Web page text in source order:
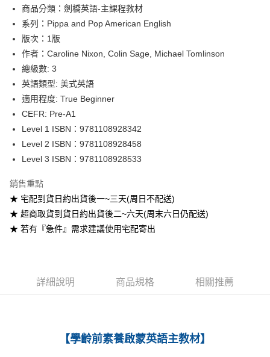
Google Pay
ATM付款
運送方式
每筆NT$60
付款後全家取貨
每筆NT$60
7-11取貨付款
付款後7-11取貨
每筆NT$60
宅配-台灣本島
每筆NT$160
商品分類：劍橋英語-主課程教材
系列：Pippa and Pop American English
版次：1版
作者：Caroline Nixon, Colin Sage, Michael Tomlinson
總級數: 3
英語類型: 美式英語
適用程度: True Beginner
CEFR: Pre-A1
Level 1 ISBN：9781108928342
Level 2 ISBN：9781108928458
Level 3 ISBN：9781108928533
銷售重點
★ 宅配到貨日約出貨後一~三天(周日不配送)
★ 超商取貨到貨日約出貨後二~六天(周末六日仍配送)
★ 若有『急件』需求建議使用宅配寄出
詳細說明 商品規格 相關推薦
【學齡前素養啟蒙英語主教材】